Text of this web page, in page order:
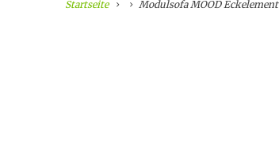
Startseite Modulsofa MOOD Eckelement